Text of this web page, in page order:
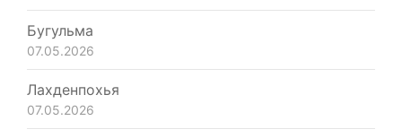
Бугульма
07.05.2026
Лахденпохья
07.05.2026